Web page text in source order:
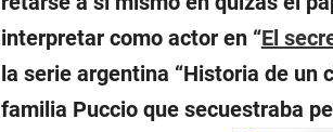
interpretar como actor en “El
la serie argentina “Historia de un
familia Puccio que secuestraba